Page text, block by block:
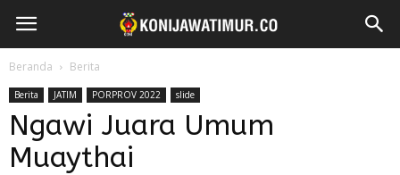
Beranda Berita
Berita JATIM PORPROV 2022 slide
Ngawi Juara Umum
Muaythai